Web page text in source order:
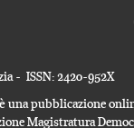
- ISSN: 2420-952X
è una pubblicazione
Magistratura